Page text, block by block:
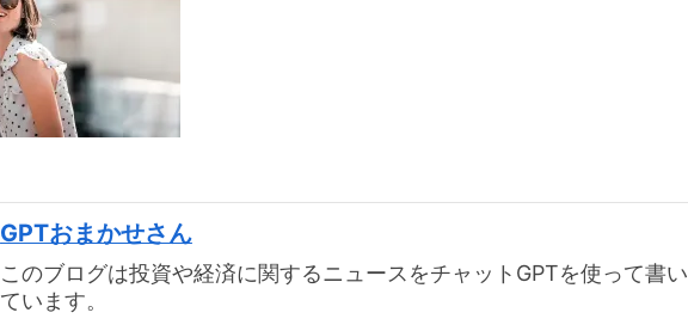
GPTおまかせさん
このブログは投資や経済に関するニュースをチャットGPTを使って書い
ています。